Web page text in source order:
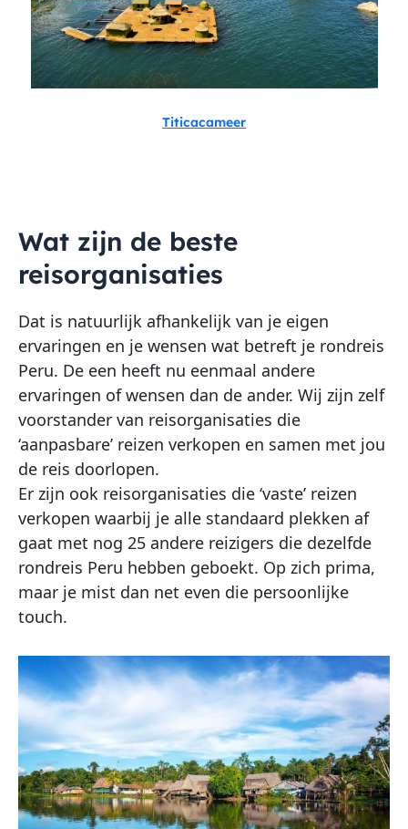
Titicacameer
Wat zijn de beste
reisorganisaties
Dat is natuurlijk afhankelijk van je eigen
ervaringen en je wensen wat betreft je rondreis
Peru. De een heeft nu eenmaal andere
ervaringen of wensen dan de ander. Wij zijn zelf
voorstander van reisorganisaties die
‘aanpasbare’ reizen verkopen en samen met jou
de reis doorlopen.
Er zijn ook reisorganisaties die ‘vaste’ reizen
verkopen waarbij je alle standaard plekken af
gaat met nog 25 andere reizigers die dezelfde
rondreis Peru hebben geboekt. Op zich prima,
maar je mist dan net even die persoonlijke
touch.